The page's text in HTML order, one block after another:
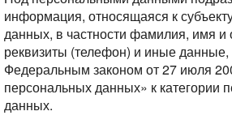
информация, относящаяся к
данных, в частности фамилия, имя и
реквизиты (телефон) и иные
Федеральным законом от 27 июля
персональных данных» к категории
данных.